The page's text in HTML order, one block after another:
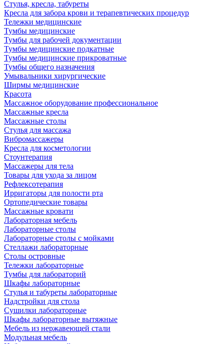
Стулья, кресла, табуреты
Кресла для забора крови и терапевтических процедур
Тележки медицинские
Тумбы медицинские
Тумбы для рабочей документации
Тумбы медицинские подкатные
Тумбы медицинские прикроватные
Тумбы общего назначения
Умывальники хирургические
Ширмы медицинские
Красота
Массажное оборудование профессиональное
Массажные кресла
Массажные столы
Стулья для массажа
Вибромассажеры
Кресла для косметологии
Стоунтерапия
Массажеры для тела
Товары для ухода за лицом
Рефлексотерапия
Ирригаторы для полости рта
Ортопедические товары
Массажные кровати
Лабораторная мебель
Лабораторные столы
Лабораторные столы с мойками
Стеллажи лабораторные
Столы островные
Тележки лабораторные
Тумбы для лабораторий
Шкафы лабораторные
Стулья и табуреты лабораторные
Надстройки для стола
Сушилки лабораторные
Шкафы лабораторные вытяжные
Мебель из нержавеющей стали
Модульная мебель